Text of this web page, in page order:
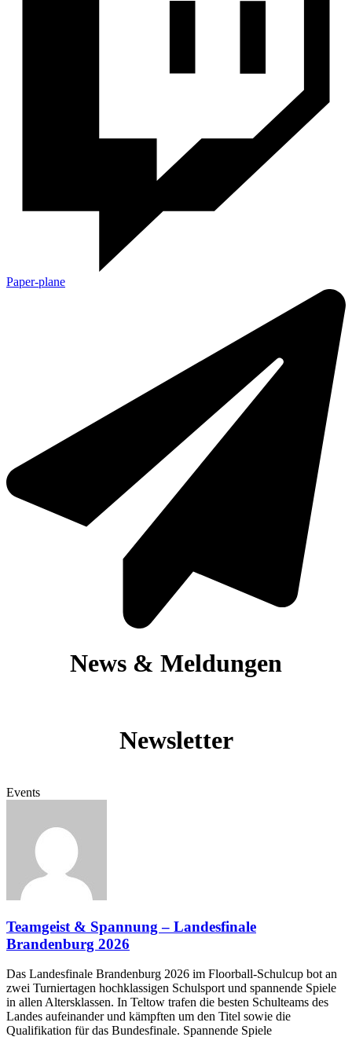
Paper-plane
News & Meldungen
Newsletter
Events
Teamgeist & Spannung – Landesfinale
Brandenburg 2026
Das Landesfinale Brandenburg 2026 im Floorball-Schulcup bot an
zwei Turniertagen hochklassigen Schulsport und spannende Spiele
in allen Altersklassen. In Teltow trafen die besten Schulteams des
Landes aufeinander und kämpften um den Titel sowie die
Qualifikation für das Bundesfinale. Spannende Spiele